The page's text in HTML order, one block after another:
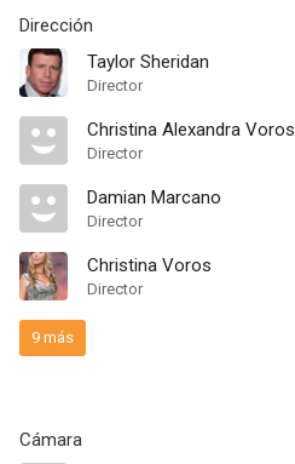
Dirección
Taylor Sheridan
Director
Christina Alexandra Voros
Director
Damian Marcano
Director
Christina Voros
Director
9 más
Cámara